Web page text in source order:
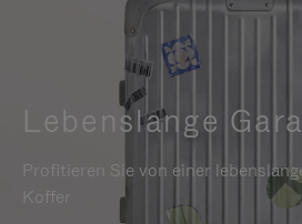
Lebenslange
Profitieren Sie von einer
Koffer